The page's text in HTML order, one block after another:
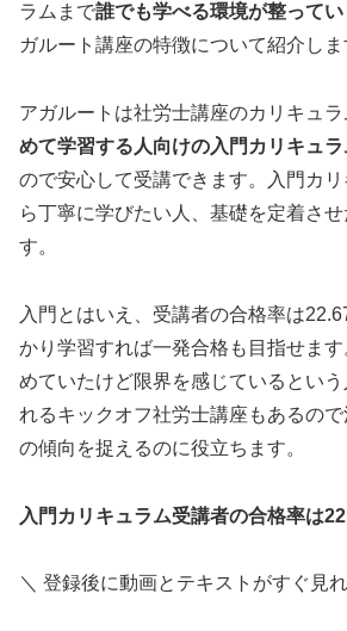
ラムまで誰でも学べる環境が整って
ガルート講座の特徴について紹介しま
アガルートは社労士講座のカリキュラ
めて学習する人向けの入門カリキュ
ので安心して受講できます。入門カ
ら丁寧に学びたい人、基礎を定着さ
す。
入門とはいえ、受講者の合格率は
かり学習すれば一発合格も目指せま
めていたけど限界を感じているとい
れるキックオフ社労士講座もあるの
の傾向を捉えるのに役立ちます。
入門カリキュラム受講者の合格率は
＼ 登録後に動画とテキストがすぐ見